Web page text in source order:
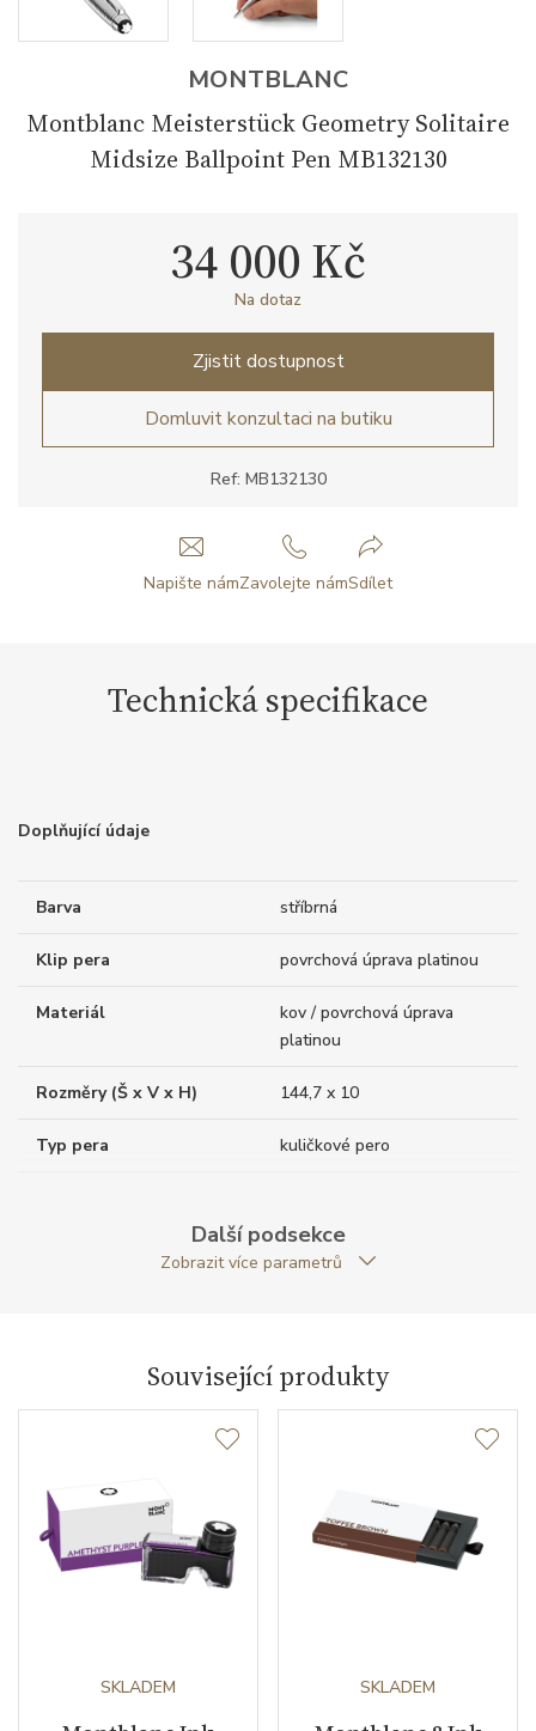
MONTBLANC
Montblanc Meisterstück Geometry Solitaire
Midsize Ballpoint Pen MB132130
Ref: MB132130
34 000 Kč
Na dotaz
Zjistit dostupnost
Domluvit konzultaci na butiku
Napište námZavolejte námSdílet
Technická specifikace
Doplňující údaje
Barva stříbrná
Klip pera povrchová úprava platinou
Materiál
kov / povrchová úprava
platinou
Rozměry (Š x V x H) 144,7 x 10
Typ pera kuličkové pero
Meisterstück
Další podsekce
Zobrazit více parametrů
Související produkty
SKLADEM SKLADEM